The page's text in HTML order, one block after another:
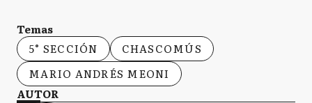
Temas
5° SECCIÓN
CHASCOMÚS
MARIO ANDRÉS MEONI
AUTOR